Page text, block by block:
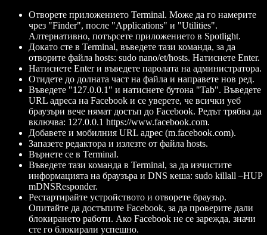
Отворете приложението Terminal. Може да го намерите
чрез "Finder", после "Applications" и "Utilities".
Алтернативно, потърсете приложението в Spotlight.
Докато сте в Terminal, въведете тази команда, за да
отворите файла hosts: sudo nano/et/hosts. Натиснете Enter.
Натиснете Enter и въведете паролата на администратора.
Отидете до долната част на файла и направете нов ред.
Въведете "127.0.0.1" и натиснете бутона "Tab". Въведете
URL адреса на Facebook и се уверете, че всички уеб
браузъри вече нямат достъп до Facebook. Редът трябва да
включва: 127.0.0.1 https://www.facebook.com.
Добавете и мобилния URL адрес (m.facebook.com).
Запазете редактора и излезте от файла hosts.
Върнете се в Terminal.
Въведете тази команда в Terminal, за да изчистите
информацията на браузъра и DNS кеша: sudo killall –HUP
mDNSResponder.
Рестартирайте устройството и отворете браузър.
Опитайте да достъпите Facebook, за да проверите дали
блокирането работи. Ако Facebook не се зарежда, значи
сте го блокирали успешно.